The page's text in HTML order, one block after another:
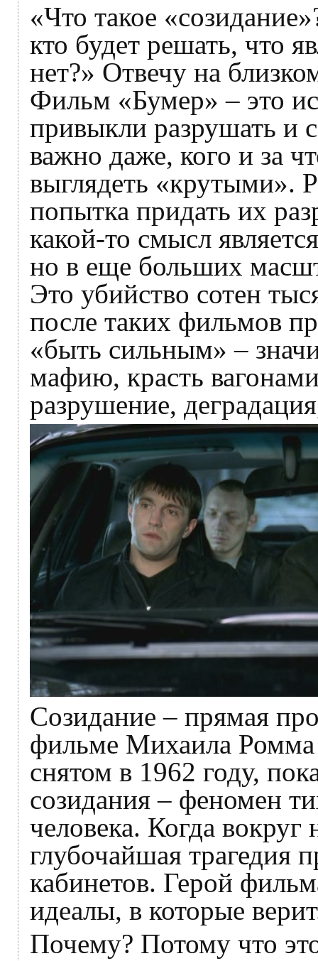
«Что такое
кто будет решать, что
нет?» Отвечу на
Фильм «Бумер» – это
привыкли разрушать и
важно даже, кого и за
выглядеть «крутыми».
попытка придать их
какой-то смысл
но в еще больших
Это убийство сотен
после таких фильмов
«быть сильным» –
мафию, красть
разрушение,
Созидание – прямая
фильме Михаила Ромма
снятом в 1962 году,
созидания – феномен
человека. Когда вокруг
глубочайшая трагедия
кабинетов. Герой
идеалы, в которые
Почему? Потому что